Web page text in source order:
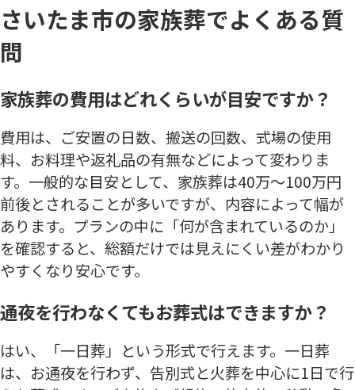
さいたま市の家族葬でよくある質
問
家族葬の費用はどれくらいが目安ですか？
費用は、ご安置の日数、搬送の回数、式場の使用
料、お料理や返礼品の有無などによって変わりま
す。一般的な目安として、家族葬は40万〜100万円
前後とされることが多いですが、内容によって幅が
あります。プランの中に「何が含まれているのか」
を確認すると、総額だけでは見えにくい差がわかり
やすくなり安心です。
通夜を行わなくてもお葬式はできますか？
はい、「一日葬」という形式で行えます。一日葬
は、お通夜を行わず、告別式と火葬を中心に1日で行